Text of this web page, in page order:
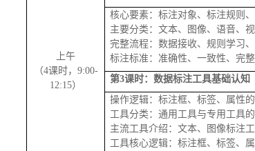
上午
（4课时，9:00-
12:15）
核心要素：标注对象、标注规则
主要分类：文本、图像、语音、
完整流程：数据接收、规则学习
标注标准：准确性、一致性、完
第3课时：数据标注工具基础认知
操作逻辑：标注框、标签、属性
工具分类：通用工具与专用工具
主流工具介绍：文本、图像标注
工具核心逻辑：标注框、标签、